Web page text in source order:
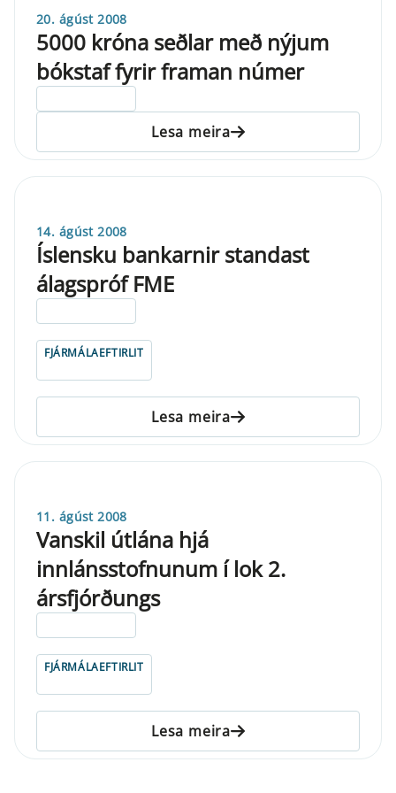
20. ágúst 2008
5000 króna seðlar með nýjum
bókstaf fyrir framan númer
Lesa meira
14. ágúst 2008
Íslensku bankarnir standast
álagspróf FME
FJÁRMÁLAEFTIRLIT
Lesa meira
11. ágúst 2008
Vanskil útlána hjá
innlánsstofnunum í lok 2.
ársfjórðungs
FJÁRMÁLAEFTIRLIT
Lesa meira